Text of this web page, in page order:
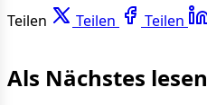
Teilen Teilen Teilen
Als Nächstes lesen